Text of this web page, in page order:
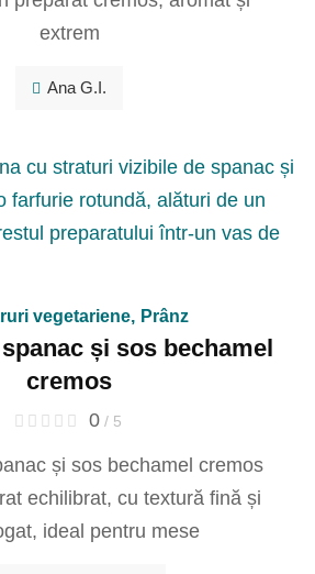
extrem
Ana G.I.
vegetariene, Prânz
și sos bechamel
cremos
0/ 5
și sos bechamel cremos
echilibrat, cu textură fină și
ideal pentru mese